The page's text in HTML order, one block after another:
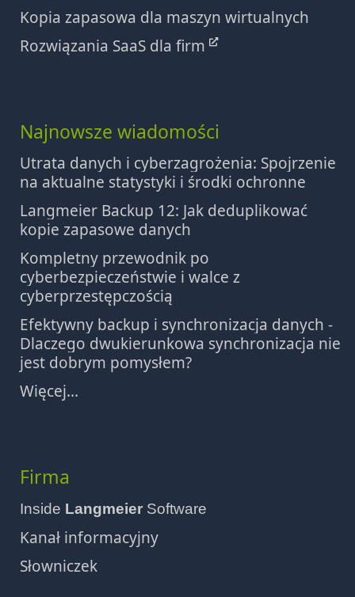
Kopia zapasowa dla maszyn wirtualnych
Rozwiązania SaaS dla firm
Najnowsze wiadomości
Utrata danych i cyberzagrożenia: Spojrzenie
na aktualne statystyki i środki ochronne
Langmeier Backup 12: Jak deduplikować
kopie zapasowe danych
Kompletny przewodnik po
cyberbezpieczeństwie i walce z
cyberprzestępczością
Efektywny backup i synchronizacja danych -
Dlaczego dwukierunkowa synchronizacja nie
jest dobrym pomysłem?
Więcej...
Firma
Inside Langmeier Software
Kanał informacyjny
Słowniczek